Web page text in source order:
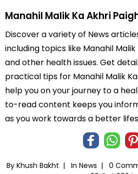
Manahil Malik Ka Akhri
Discover a variety of News
including topics like Manahil
and other health issues. Get
practical tips for Manahil Malik
help you on your journey to a
to-read content keeps you
as you work towards a better
By Khush Bakht | In News | 0